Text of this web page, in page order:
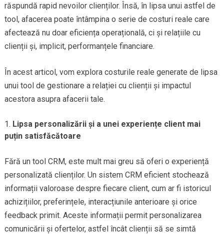
răspundă rapid nevoilor clienților. Însă, în lipsa unui astfel de
tool, afacerea poate întâmpina o serie de costuri reale care
afectează nu doar eficiența operațională, ci și relațiile cu
clienții și, implicit, performanțele financiare.
În acest articol, vom explora costurile reale generate de lipsa
unui tool de gestionare a relației cu clienții și impactul
acestora asupra afacerii tale.
Lipsa personalizării și a unei experiențe client mai
puțin satisfăcătoare
Fără un tool CRM, este mult mai greu să oferi o experiență
personalizată clienților. Un sistem CRM eficient stochează
informații valoroase despre fiecare client, cum ar fi istoricul
achizițiilor, preferințele, interacțiunile anterioare și orice
feedback primit. Aceste informații permit personalizarea
comunicării și ofertelor, astfel încât clienții să se simtă